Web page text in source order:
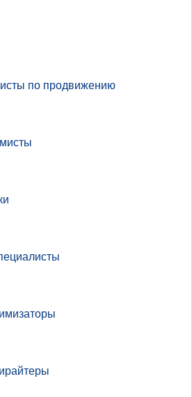
по продвижению